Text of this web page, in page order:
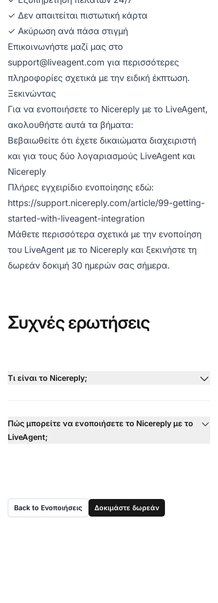
✓ Δεν απαιτείται πιστωτική κάρτα
✓ Ακύρωση ανά πάσα στιγμή
Επικοινωνήστε μαζί μας στο
support@liveagent.com για περισσότερες
πληροφορίες σχετικά με την ειδική έκπτωση.
Ξεκινώντας
Για να ενοποιήσετε το Nicereply με το LiveAgent,
ακολουθήστε αυτά τα βήματα:
Βεβαιωθείτε ότι έχετε δικαιώματα διαχειριστή
και για τους δύο λογαριασμούς LiveAgent και
Nicereply
Πλήρες εγχειρίδιο ενοποίησης εδώ:
https://support.nicereply.com/article/99-getting-
started-with-liveagent-integration
Μάθετε περισσότερα σχετικά με την ενοποίηση
του LiveAgent με το Nicereply και ξεκινήστε τη
δωρεάν δοκιμή 30 ημερών σας σήμερα.
Συχνές ερωτήσεις
Τι είναι το Nicereply;
Πώς μπορείτε να ενοποιήσετε το Nicereply με το
LiveAgent;
Back to Ενοποιήσεις Δοκιμάστε δωρεάν